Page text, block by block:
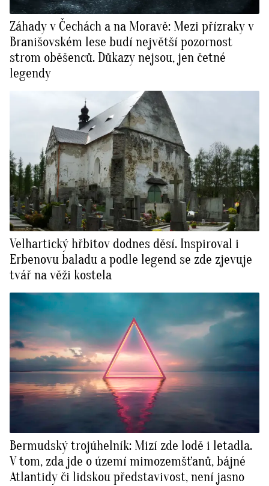
Záhady v Čechách a na Moravě: Mezi přízraky v
Branišovském lese budí největší pozornost
strom oběšenců. Důkazy nejsou, jen četné
legendy
Velhartický hřbitov dodnes děsí. Inspiroval i
Erbenovu baladu a podle legend se zde zjevuje
tvář na věži kostela
Bermudský trojúhelník: Mizí zde lodě i letadla.
V tom, zda jde o území mimozemšťanů, bájné
Atlantidy či lidskou představivost, není jasno